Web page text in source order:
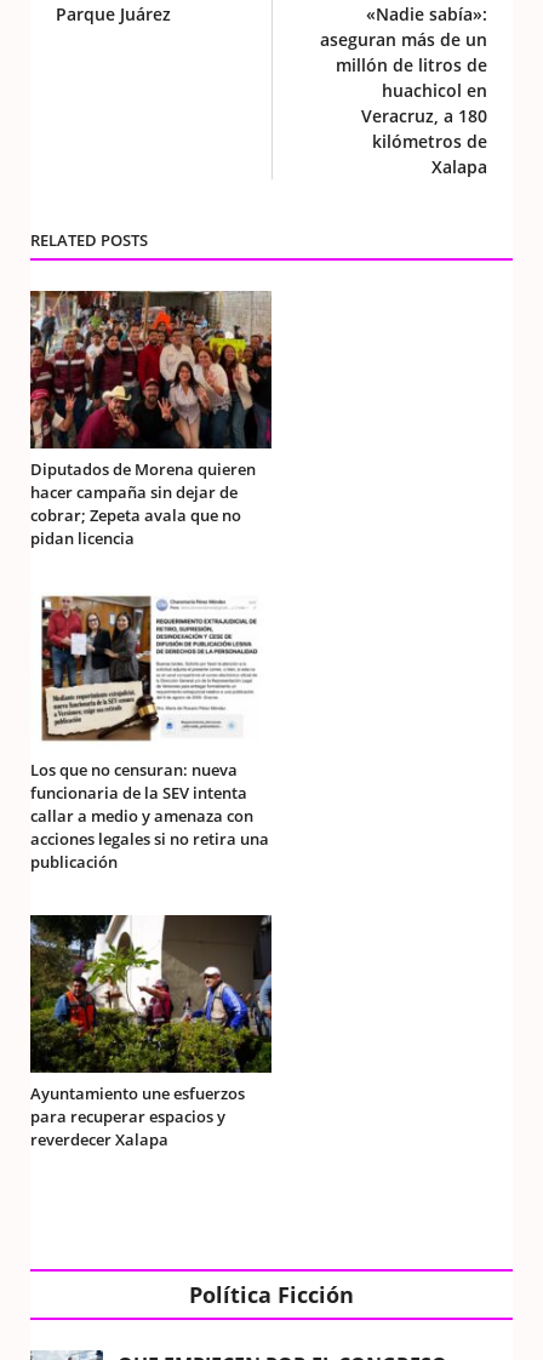
Parque Juárez
«Nadie sabía»:
aseguran más de un
millón de litros de
huachicol en
Veracruz, a 180
kilómetros de
Xalapa
RELATED POSTS
Diputados de Morena quieren
hacer campaña sin dejar de
cobrar; Zepeta avala que no
pidan licencia
Los que no censuran: nueva
funcionaria de la SEV intenta
callar a medio y amenaza con
acciones legales si no retira una
publicación
Ayuntamiento une esfuerzos
para recuperar espacios y
reverdecer Xalapa
Política Ficción